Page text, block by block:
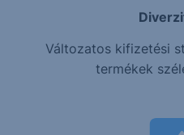
Változatos kifizetési
termékek